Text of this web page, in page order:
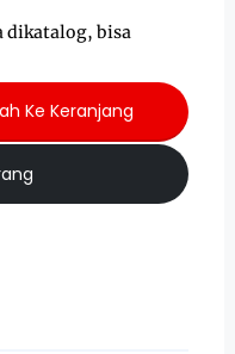
dikatalog, bisa
Ke Keranjang